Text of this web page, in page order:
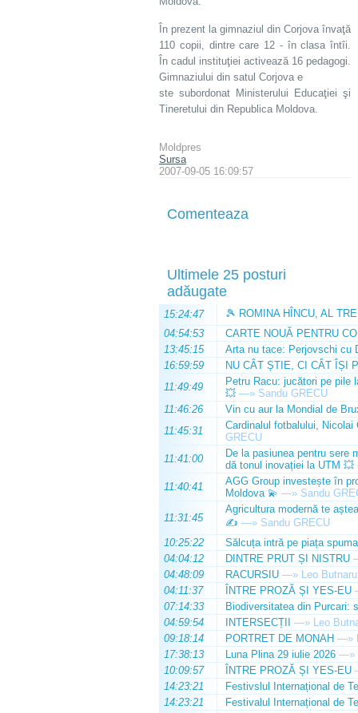
În prezent la gimnaziul din Corjova învaţă
110 copii, dintre care 12 - în clasa întîi.
În cadul instituţiei activează 16 pedagogi.
Gimnaziului din satul Corjova e
ste subordonat Ministerului Educaţiei şi
Tineretului din Republica Moldova.
Moldpres
Sursa
2007-09-05 16:09:57
Comenteaza
Ultimele 25 posturi
adăugate
15:24:47
🎾 ROMINA HÎNCU, AL
04:54:53
CARTE NOUĂ PENTRU
13:45:15
Arta nu tace: Perjovschi cu
16:59:59
NU CÂT ȘTIE, CI CÂT ÎȘI
11:49:49
Petru Racu: jucători pe pile
💥 —» Sandu GRECU
11:46:26
Vin cu aur la Mondial de
11:45:31
Cardinalul fotbalului,
GRECU
11:41:00
De la pasiunea pentru sere
dă tonul inovației la UTM 💥
11:40:41
AGG Group investește în
Moldova 💫 —» Sandu
11:31:45
Agricultura modernă te
✍️ —» Sandu GRECU
10:25:22
Sălcuța intră pe piața
04:04:12
DINTRE PRUT ȘI NISTRU
04:48:09
RACURSIU —» Leo Butnaru
04:11:37
ÎNTRE PROZĂ ȘI YES-EU
07:14:33
Biodiversitatea din Purcari:
04:59:54
INTERSECȚII —» Leo
09:18:14
PORTRET DE MONAH —»
17:38:13
Luna Plina 29 iulie 2026 —»
10:09:57
ÎNTRE PROZĂ ȘI YES-EU
14:23:21
Festivslul Internațional de
14:23:21
Festivalul Internațional de